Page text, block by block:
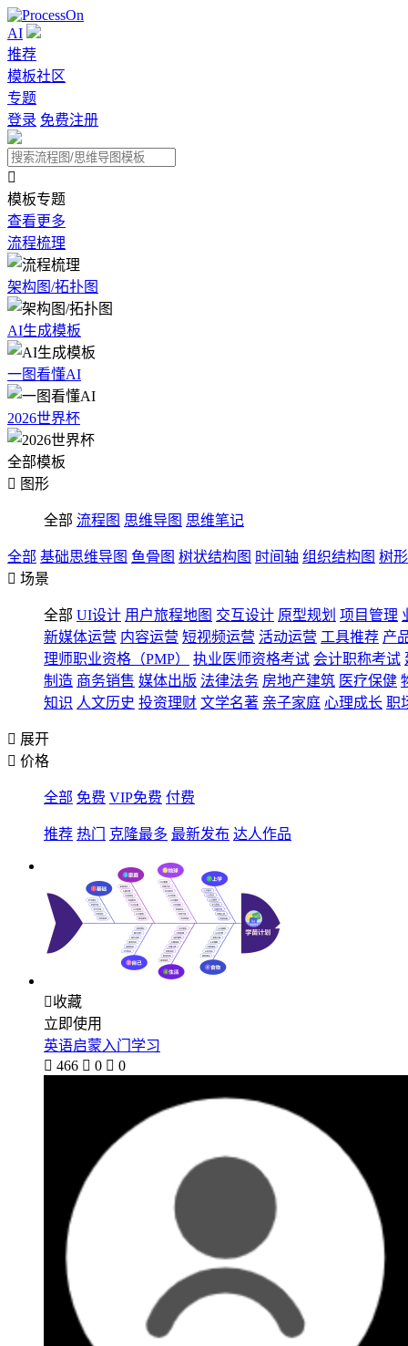
AI
推荐
模板社区
专题
登录 免费注册

模板专题
查看更多
流程梳理
架构图/拓扑图
AI生成模板
一图看懂AI
2026世界杯
全部模板
 图形
全部 流程图 思维导图 思维笔记
全部 基础思维导图 鱼骨图 树状结构图 时间轴 组织结构图 树
 场景
全部 UI设计 用户旅程地图 交互设计 原型规划 项目管理
新媒体运营 内容运营 短视频运营 活动运营 工具推荐 产
理师职业资格（PMP）
执业医师资格考试 会计职称考试
制造 商务销售 媒体出版 法律法务 房地产建筑 医疗保健
知识 人文历史 投资理财 文学名著 亲子家庭 心理成长 职
 展开
 价格
全部 免费 VIP免费 付费
推荐 热门 克隆最多 最新发布 达人作品
收藏
立即使用
英语启蒙入门学习
 466  0  0